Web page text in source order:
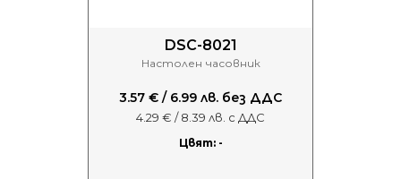
DSC-8021
Настолен часовник
3.57 € / 6.99 лв. без ДДС
4.29 € / 8.39 лв. с ДДС
Цвят: -